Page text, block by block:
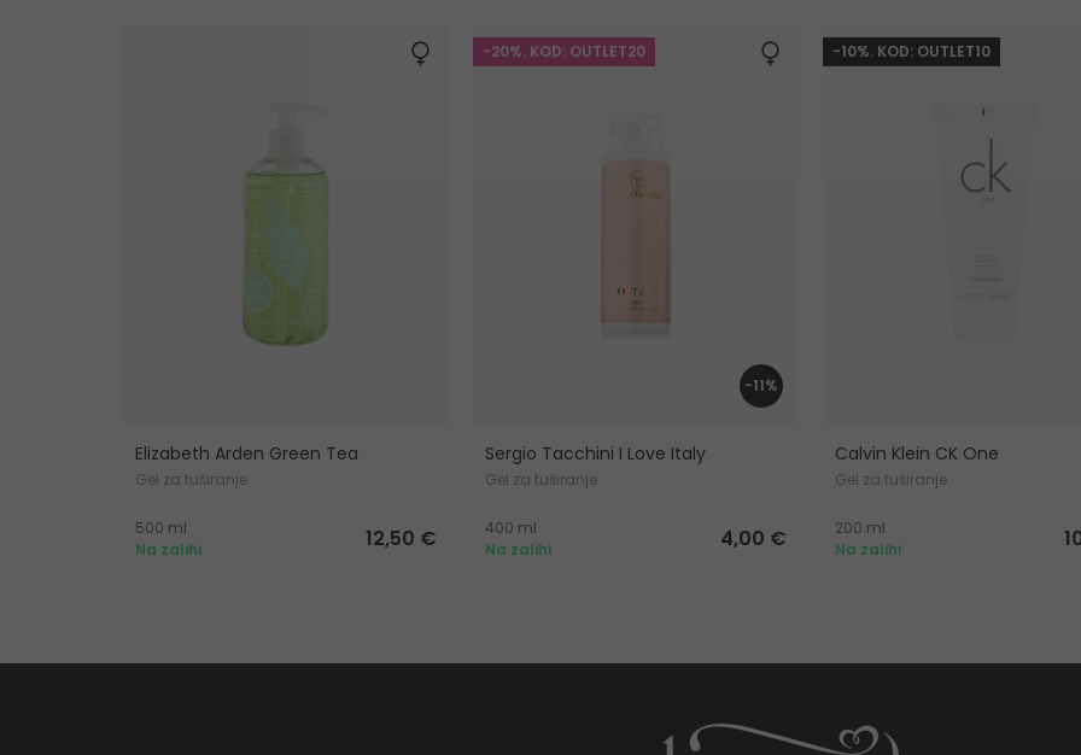
Elizabeth Arden Green Tea
Gel za tuširanje
500 ml
Na zalihi
12,50 €
-20%. KOD: OUTLET20
-11%
Sergio Tacchini I Love Italy
Gel za tuširanje
400 ml
Na zalihi
4,00 €
-10%. KOD: OUTLET10
Calvin Klein CK One
Gel za tuširanje
200 ml
Na zalihi